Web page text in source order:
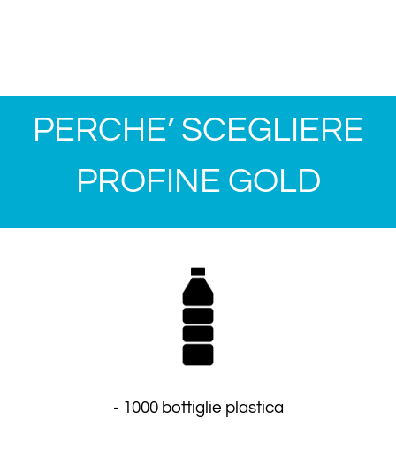
PERCHE’ SCEGLIERE
PROFINE GOLD
- 1000 bottiglie plastica